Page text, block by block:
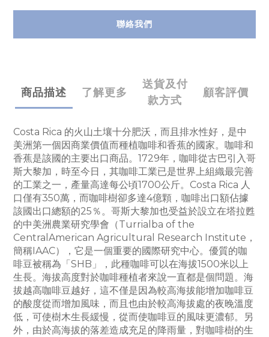
聯絡我們
商品描述 了解更多
送貨及付
款方式
顧客評價
Costa Rica 的火山土壤十分肥沃，而且排水性好，是中
美洲第一個因商業價值而種植咖啡和香蕉的國家。咖啡和
香蕉是該國的主要出口商品。1729年，咖啡從古巴引入哥
斯大黎加，時至今日，其咖啡工業已是世界上組織最完善
的工業之一，產量高達每公頃1700公斤。Costa Rica 人
口僅有350萬，而咖啡樹卻多達4億顆，咖啡出口額佔據
該國出口總額的25％。哥斯大黎加也受益於設立在塔拉甦
的中美洲農業研究學會（Turrialba of the
CentralAmerican Agricultural Research Institute，
簡稱IAAC），它是一個重要的國際研究中心。優質的咖
啡豆被稱為「SHB」，此種咖啡可以在海拔1500米以上
生長。海拔高度對於咖啡種植者來說一直都是個問題。海
拔越高咖啡豆越好，這不僅是因為較高海拔能增加咖啡豆
的酸度從而增加風味，而且也由於較高海拔處的夜晚溫度
低，可使樹木生長緩慢，從而使咖啡豆的風味更濃郁。另
外，由於高海拔的落差造成充足的降雨量，對咖啡樹的生